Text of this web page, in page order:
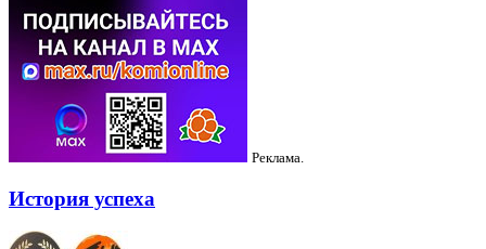
Реклама.
История успеха